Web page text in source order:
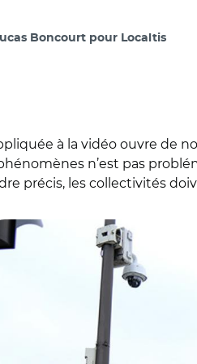
Boncourt pour Localtis
à la vidéo ouvre de
n’est pas
précis, les collectivités